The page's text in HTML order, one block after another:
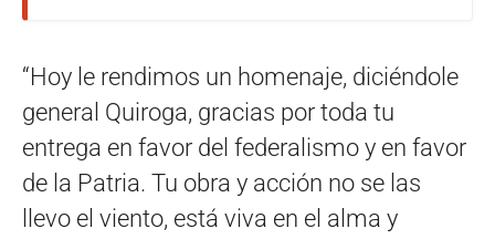
“Hoy le rendimos un homenaje, diciéndole
general Quiroga, gracias por toda tu
entrega en favor del federalismo y en favor
de la Patria. Tu obra y acción no se las
llevo el viento, está viva en el alma y